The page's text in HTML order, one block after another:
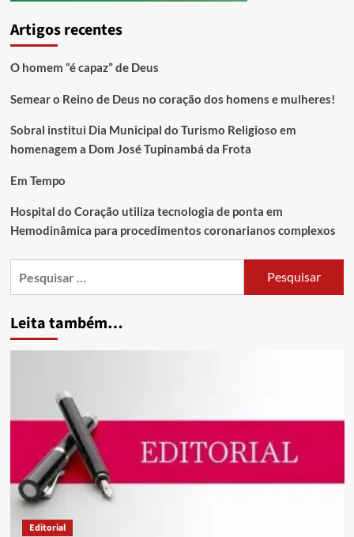
Artigos recentes
O homem “é capaz” de Deus
Semear o Reino de Deus no coração dos homens e mulheres!
Sobral institui Dia Municipal do Turismo Religioso em
homenagem a Dom José Tupinambá da Frota
Em Tempo
Hospital do Coração utiliza tecnologia de ponta em
Hemodinâmica para procedimentos coronarianos complexos
Leita também…
Editorial